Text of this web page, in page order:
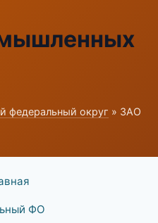
федеральный округ » ЗАО
ФО